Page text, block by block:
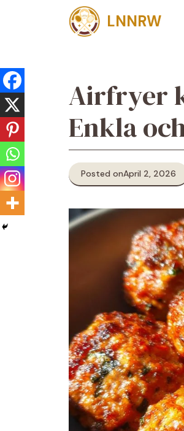
LNNRW
Airfryer
Enkla
Posted onApril 2, 2026